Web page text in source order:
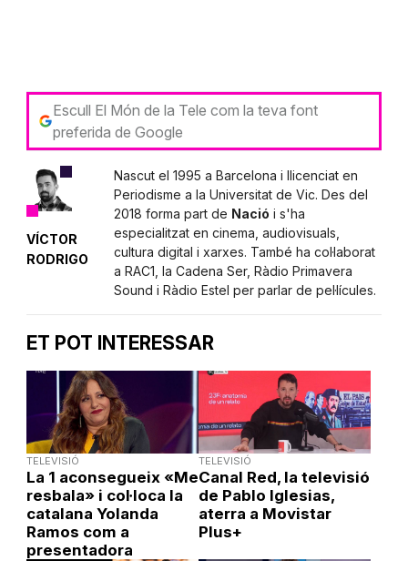
Escull El Món de la Tele com la teva font
preferida de Google
VÍCTOR
RODRIGO
Nascut el 1995 a Barcelona i llicenciat en
Periodisme a la Universitat de Vic. Des del
2018 forma part de Nació i s'ha
especialitzat en cinema, audiovisuals,
cultura digital i xarxes. També ha col·laborat
a RAC1, la Cadena Ser, Ràdio Primavera
Sound i Ràdio Estel per parlar de pel·lícules.
ET POT INTERESSAR
TELEVISIÓ
La 1 aconsegueix «Me
resbala» i col·loca la
catalana Yolanda
Ramos com a
presentadora
TELEVISIÓ
Canal Red, la televisió
de Pablo Iglesias,
aterra a Movistar
Plus+